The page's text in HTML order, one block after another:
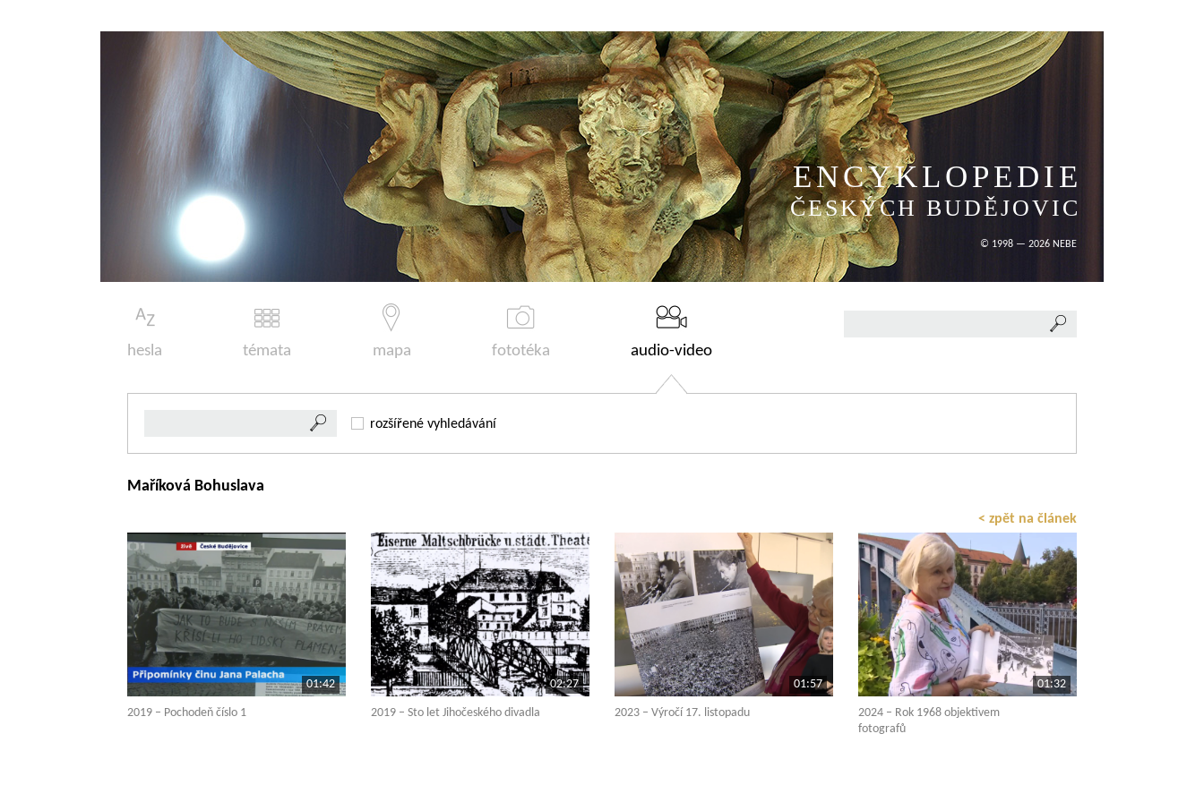
ENCYKLOPEDIE
ČESKÝCH BUDĚJOVIC
© 1998 — 2026 NEBE
hesla témata mapa fototéka audio-video
rozšířené vyhledávání
Maříková Bohuslava
< zpět na článek
01:42
2019 – Pochodeň číslo 1
02:27
2019 – Sto let Jihočeského divadla
01:57
2023 – Výročí 17. listopadu
01:32
2024 – Rok 1968 objektivem
fotografů